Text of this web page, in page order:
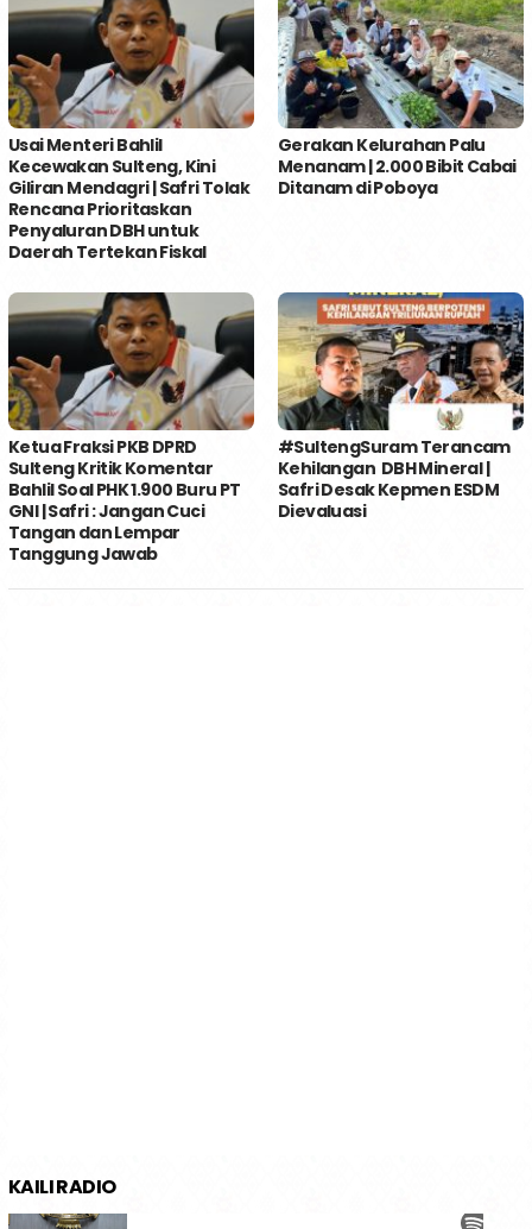
Usai Menteri Bahlil
Kecewakan Sulteng, Kini
Giliran Mendagri | Safri Tolak
Rencana Prioritaskan
Penyaluran DBH untuk
Daerah Tertekan Fiskal
Gerakan Kelurahan Palu
Menanam | 2.000 Bibit Cabai
Ditanam di Poboya
Ketua Fraksi PKB DPRD
Sulteng Kritik Komentar
Bahlil Soal PHK 1.900 Buru PT
GNI | Safri : Jangan Cuci
Tangan dan Lempar
Tanggung Jawab
#SultengSuram Terancam
Kehilangan DBH Mineral |
Safri Desak Kepmen ESDM
Dievaluasi
KAILI RADIO